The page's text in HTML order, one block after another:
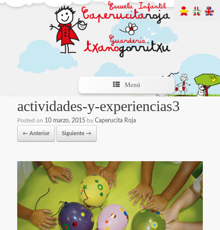
Menú
actividades-y-experiencias3
Posted on 10 marzo, 2015 by Caperucita Roja
← Anterior Siguiente →